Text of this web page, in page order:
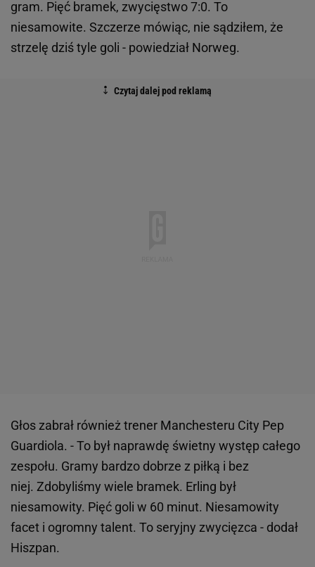
gram. Pięć bramek, zwycięstwo 7:0. To
niesamowite. Szczerze mówiąc, nie sądziłem, że
strzelę dziś tyle goli - powiedział Norweg.
Głos zabrał również trener Manchesteru City Pep
Guardiola. - To był naprawdę świetny występ całego
zespołu. Gramy bardzo dobrze z piłką i bez
niej. Zdobyliśmy wiele bramek. Erling był
niesamowity. Pięć goli w 60 minut. Niesamowity
facet i ogromny talent. To seryjny zwycięzca - dodał
Hiszpan.